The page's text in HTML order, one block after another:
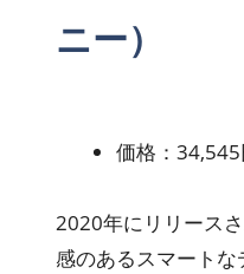
ニー）
価格：34,545
2020年にリリース
感のあるスマート